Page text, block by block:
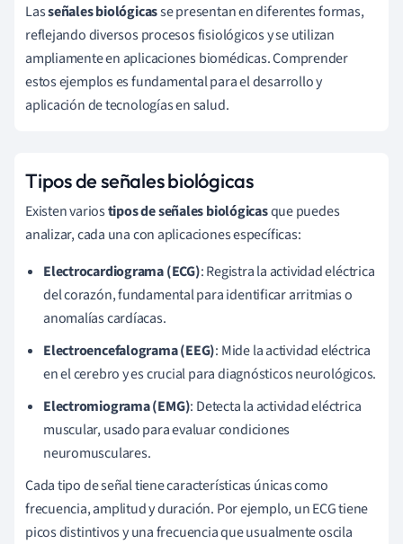
Lasseñales biológicasse presentan en diferentes formas,
reflejando diversos procesos fisiológicos y se utilizan
ampliamente en aplicaciones biomédicas. Comprender
estos ejemplos es fundamental para el desarrollo y
aplicación de tecnologías en salud.
Tipos de señales biológicas
Existen variostipos de señales biológicasque puedes
analizar, cada una con aplicaciones específicas:
Electrocardiograma (ECG): Registra la actividad eléctrica
del corazón, fundamental para identificar arritmias o
anomalías cardíacas.
Electroencefalograma (EEG): Mide la actividad eléctrica
en el cerebro y es crucial para diagnósticos neurológicos.
Electromiograma (EMG): Detecta la actividad eléctrica
muscular, usado para evaluar condiciones
neuromusculares.
Cada tipo de señal tiene características únicas como
frecuencia, amplitud y duración. Por ejemplo, un ECG tiene
picos distintivos y una frecuencia que usualmente oscila